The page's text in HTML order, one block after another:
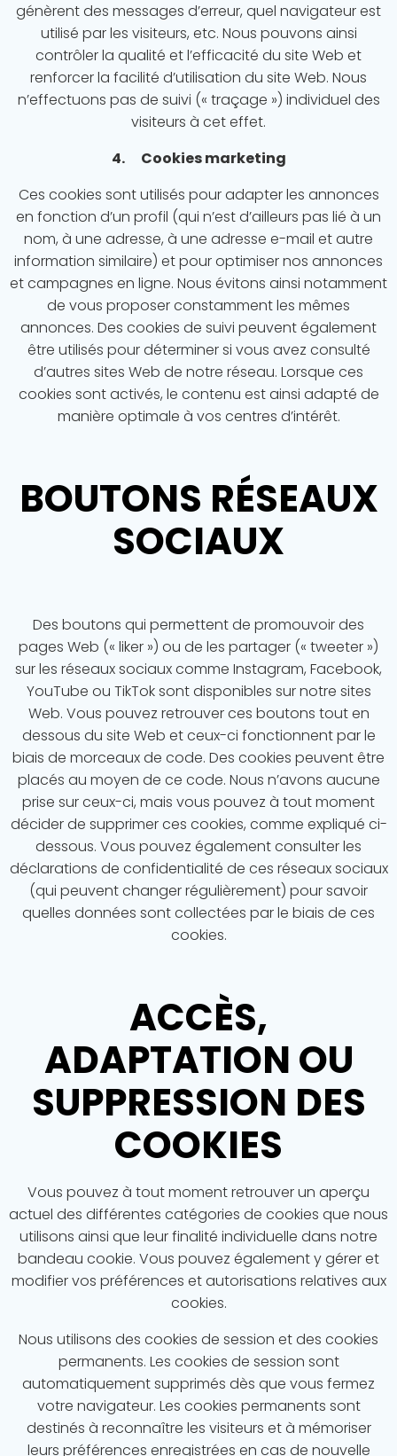
génèrent des messages d’erreur, quel navigateur est
utilisé par les visiteurs, etc. Nous pouvons ainsi
contrôler la qualité et l’efficacité du site Web et
renforcer la facilité d’utilisation du site Web. Nous
n’effectuons pas de suivi (« traçage ») individuel des
visiteurs à cet effet.
4. Cookies marketing
Ces cookies sont utilisés pour adapter les annonces
en fonction d’un profil (qui n’est d’ailleurs pas lié à un
nom, à une adresse, à une adresse e-mail et autre
information similaire) et pour optimiser nos annonces
et campagnes en ligne. Nous évitons ainsi notamment
de vous proposer constamment les mêmes
annonces. Des cookies de suivi peuvent également
être utilisés pour déterminer si vous avez consulté
d’autres sites Web de notre réseau. Lorsque ces
cookies sont activés, le contenu est ainsi adapté de
manière optimale à vos centres d’intérêt.
BOUTONS RÉSEAUX
SOCIAUX
Des boutons qui permettent de promouvoir des
pages Web (« liker ») ou de les partager (« tweeter »)
sur les réseaux sociaux comme Instagram, Facebook,
YouTube ou TikTok sont disponibles sur notre sites
Web. Vous pouvez retrouver ces boutons tout en
dessous du site Web et ceux-ci fonctionnent par le
biais de morceaux de code. Des cookies peuvent être
placés au moyen de ce code. Nous n’avons aucune
prise sur ceux-ci, mais vous pouvez à tout moment
décider de supprimer ces cookies, comme expliqué ci-
dessous. Vous pouvez également consulter les
déclarations de confidentialité de ces réseaux sociaux
(qui peuvent changer régulièrement) pour savoir
quelles données sont collectées par le biais de ces
cookies.
ACCÈS,
ADAPTATION OU
SUPPRESSION DES
COOKIES
Vous pouvez à tout moment retrouver un aperçu
actuel des différentes catégories de cookies que nous
utilisons ainsi que leur finalité individuelle dans notre
bandeau cookie. Vous pouvez également y gérer et
modifier vos préférences et autorisations relatives aux
cookies.
Nous utilisons des cookies de session et des cookies
permanents. Les cookies de session sont
automatiquement supprimés dès que vous fermez
votre navigateur. Les cookies permanents sont
destinés à reconnaître les visiteurs et à mémoriser
leurs préférences enregistrées en cas de nouvelle